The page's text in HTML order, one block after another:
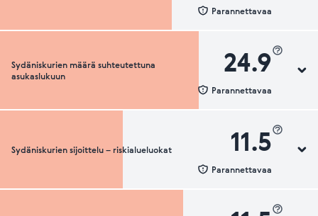
Parannettavaa
Sydänturvallisuuden luokka
Sydäniskurien määrä suhteutettuna
asukaslukuun
24.9
Parannettavaa
Sydäniskurien määrä suhteutettuna asukaslukuun
Sydäniskurien sijoittelu – riskialueluokat 11.5
Parannettavaa